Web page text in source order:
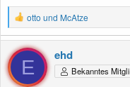
R
e
a
k
t
i
o
otto und McAtze
E
ehd
Bekanntes